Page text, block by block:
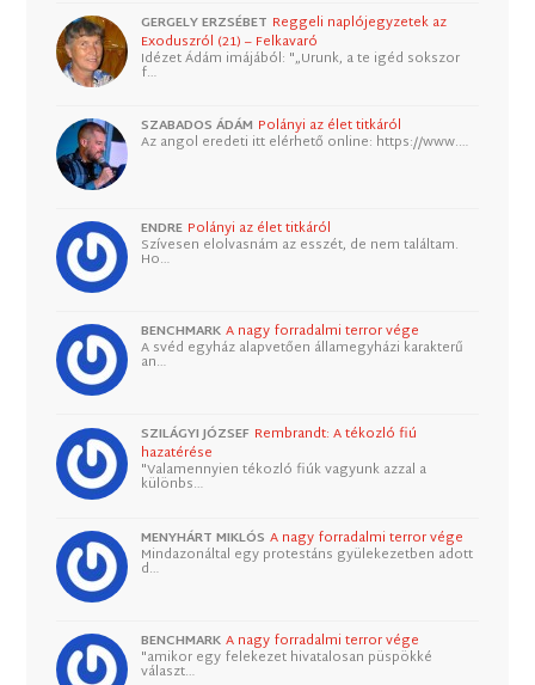
GERGELY ERZSÉBET Reggeli naplójegyzetek az
Exoduszról (21) – Felkavaró
Idézet Ádám imájából: "„Urunk, a te igéd sokszor
f…
SZABADOS ÁDÁM Polányi az élet titkáról
Az angol eredeti itt elérhető online: https://www.…
ENDRE Polányi az élet titkáról
Szívesen elolvasnám az esszét, de nem találtam.
Ho…
BENCHMARK A nagy forradalmi terror vége
A svéd egyház alapvetően államegyházi karakterű
an…
SZILÁGYI JÓZSEF Rembrandt: A tékozló fiú
hazatérése
"Valamennyien tékozló fiúk vagyunk azzal a
különbs…
MENYHÁRT MIKLÓS A nagy forradalmi terror vége
Mindazonáltal egy protestáns gyülekezetben adott
d…
BENCHMARK A nagy forradalmi terror vége
"amikor egy felekezet hivatalosan püspökké
választ…